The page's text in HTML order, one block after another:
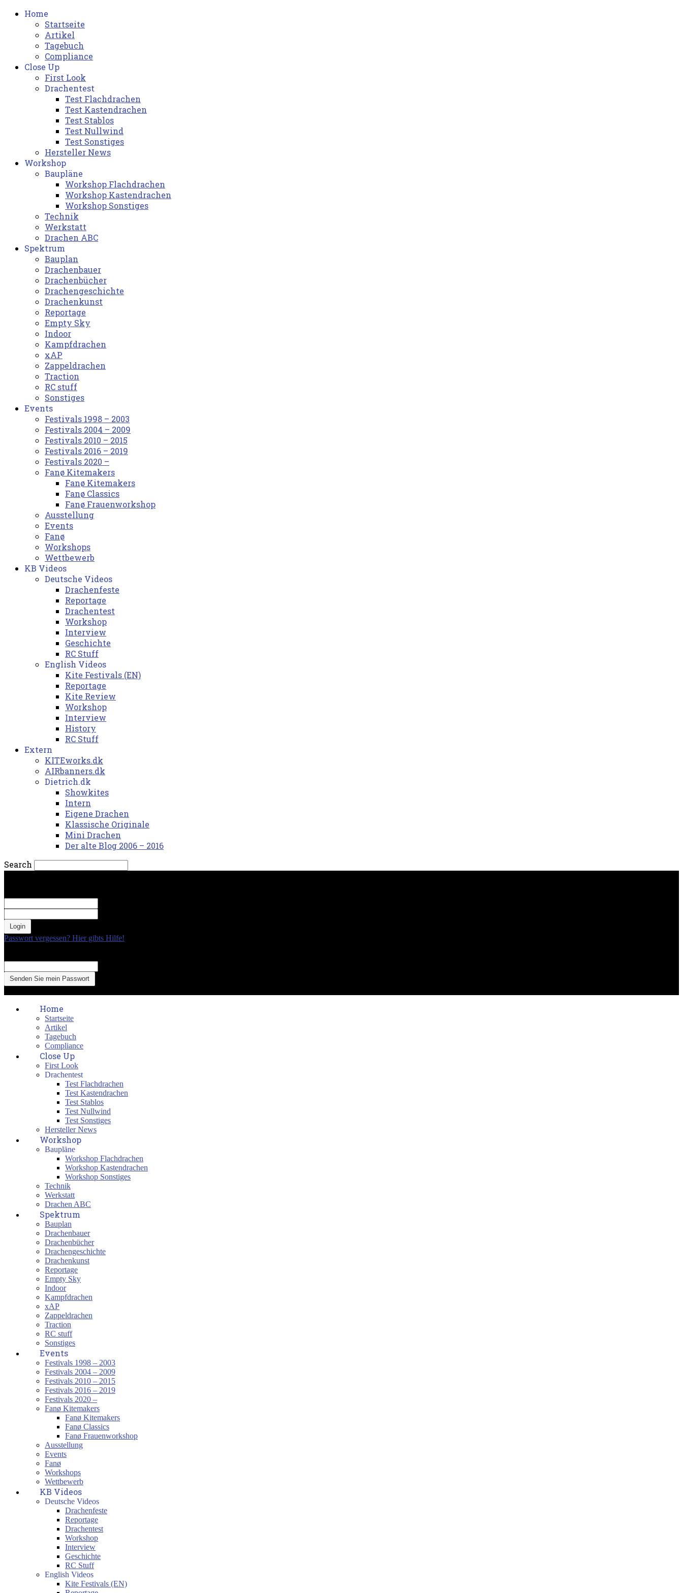
Home
Startseite
Artikel
Tagebuch
Compliance
Close Up
First Look
Drachentest
Test Flachdrachen
Test Kastendrachen
Test Stablos
Test Nullwind
Test Sonstiges
Hersteller News
Workshop
Baupläne
Workshop Flachdrachen
Workshop Kastendrachen
Workshop Sonstiges
Technik
Werkstatt
Drachen ABC
Spektrum
Bauplan
Drachenbauer
Drachenbücher
Drachengeschichte
Drachenkunst
Reportage
Empty Sky
Indoor
Kampfdrachen
xAP
Zappeldrachen
Traction
RC stuff
Sonstiges
Events
Festivals 1998 – 2003
Festivals 2004 – 2009
Festivals 2010 – 2015
Festivals 2016 – 2019
Festivals 2020 –
Fanø Kitemakers
Fanø Kitemakers
Fanø Classics
Fanø Frauenworkshop
Ausstellung
Events
Fanø
Workshops
Wettbewerb
KB Videos
Deutsche Videos
Drachenfeste
Reportage
Drachentest
Workshop
Interview
Geschichte
RC Stuff
English Videos
Kite Festivals (EN)
Reportage
Kite Review
Workshop
Interview
History
RC Stuff
Extern
KITEworks.dk
AIRbanners.dk
Dietrich.dk
Showkites
Intern
Eigene Drachen
Klassische Originale
Mini Drachen
Der alte Blog 2006 – 2016
Search
Passwort vergessen? Hier gibts Hilfe!
Home
Startseite
Artikel
Tagebuch
Compliance
Close Up
First Look
Drachentest
Test Flachdrachen
Test Kastendrachen
Test Stablos
Test Nullwind
Test Sonstiges
Hersteller News
Workshop
Baupläne
Workshop Flachdrachen
Workshop Kastendrachen
Workshop Sonstiges
Technik
Werkstatt
Drachen ABC
Spektrum
Bauplan
Drachenbauer
Drachenbücher
Drachengeschichte
Drachenkunst
Reportage
Empty Sky
Indoor
Kampfdrachen
xAP
Zappeldrachen
Traction
RC stuff
Sonstiges
Events
Festivals 1998 – 2003
Festivals 2004 – 2009
Festivals 2010 – 2015
Festivals 2016 – 2019
Festivals 2020 –
Fanø Kitemakers
Fanø Kitemakers
Fanø Classics
Fanø Frauenworkshop
Ausstellung
Events
Fanø
Workshops
Wettbewerb
KB Videos
Deutsche Videos
Drachenfeste
Reportage
Drachentest
Workshop
Interview
Geschichte
RC Stuff
English Videos
Kite Festivals (EN)